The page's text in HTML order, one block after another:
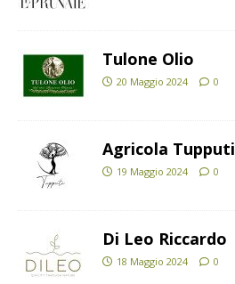
Tulone Olio
20 Maggio 2024 0
Agricola Tupputi
19 Maggio 2024 0
Di Leo Riccardo
18 Maggio 2024 0